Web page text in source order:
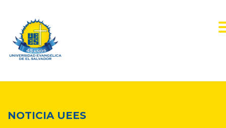
NOTICIA UEES